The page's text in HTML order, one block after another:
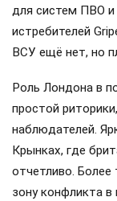
для систем ПВО и
истребителей
ВСУ ещё нет, но
Роль Лондона в
простой
наблюдателей.
Крынках, где
отчетливо. Более
зону конфликта в